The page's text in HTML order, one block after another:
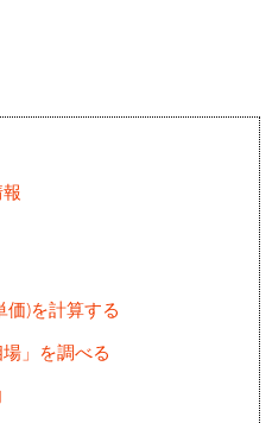
価)を計算する
」を調べる